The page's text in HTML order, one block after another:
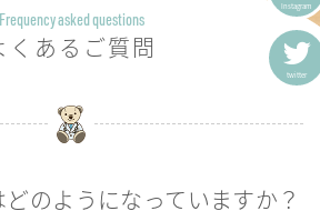
Instagram
twitter
Frequency asked questions
くあるご質問
のようになっていますか？